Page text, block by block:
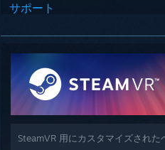
サポート
SteamVR 用にカスタマイズされた